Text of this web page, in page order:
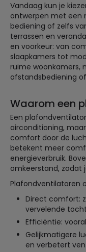
Vandaag kun je
ontwerpen met een
bediening of zelfs
terrassen en
en voorkeur: van
slaapkamers tot
ruime woonkamers,
afstandsbediening
Waarom een
Een
airconditioning,
comfort door de
betekent meer
energieverbruik.
omkeerstand, zodat
Plafondventilatoren
Direct comfort:
vervelende
Efficiëntie:
Gelijkmatigere
en verbetert